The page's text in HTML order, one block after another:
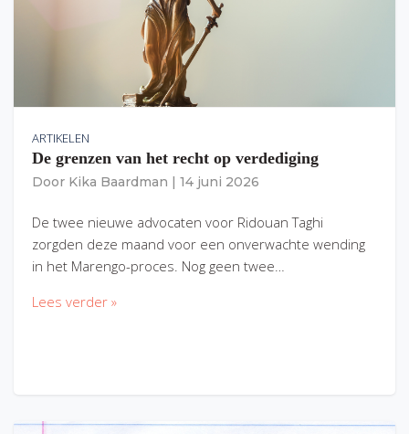
ARTIKELEN
De grenzen van het recht op verdediging
Door Kika Baardman 14 juni 2026
De twee nieuwe advocaten voor Ridouan Taghi
zorgden deze maand voor een onverwachte wending
in het Marengo-proces. Nog geen twee…
Lees verder »